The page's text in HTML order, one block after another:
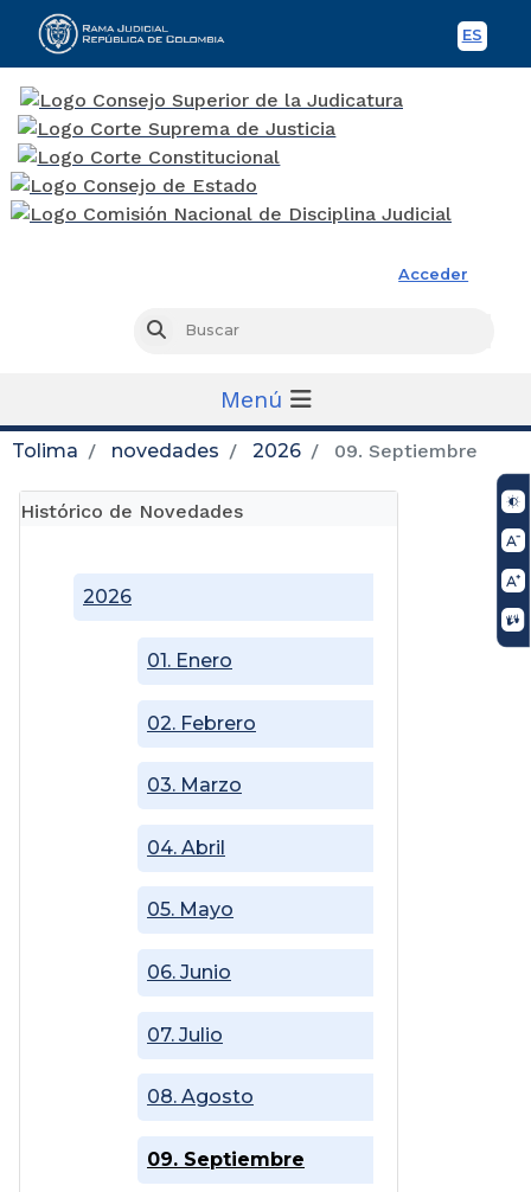
ES
Acceder
Buscar
Menú
Tolima novedades 2026 09. Septiembre
Histórico de Novedades
2026
01. Enero
02. Febrero
03. Marzo
04. Abril
05. Mayo
06. Junio
07. Julio
08. Agosto
09. Septiembre